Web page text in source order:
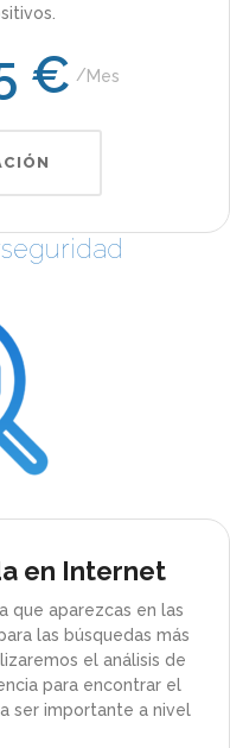
€ Mes
en Internet
que aparezcas en las
las búsquedas más
el análisis de
para encontrar el
ser importante a nivel